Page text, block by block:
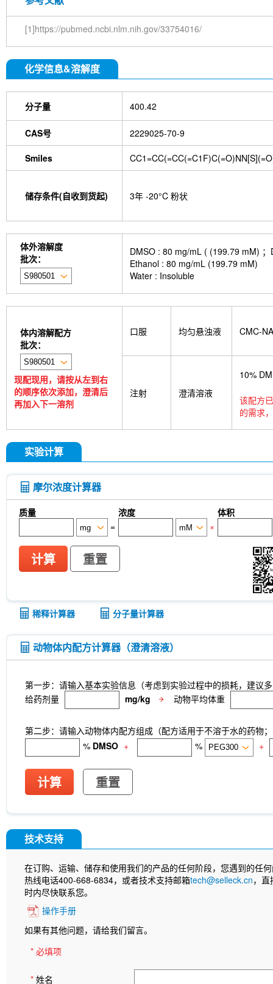
[1]https://pubmed.ncbi.nlm.nih.gov/33754016/
化学信息&溶解度
分子量 400.42
CAS号 2229025-70-9
Smiles
储存条件(自收到货起) 3年 -20°C 粉状
体外溶解度
批次：
DMSO : 80 mg/mL ( (199.79 mM)
Ethanol : 80 mg/mL (199.79 mM)
Water : Insoluble
体内溶解配方
批次：
现配现用，请按从左到右
的顺序依次添加，澄清后
再加入下一溶剂
口服 均匀悬浊液 CMC-NA
注射 澄清溶液
10%
该配方
的需求
实验计算
摩尔浓度计算器
质量 浓度
体积
=
×
计算 重置
稀释计算器 分子量计算器
动物体内配方计算器（澄清溶液）
第一步：请输入基本实验信息（考虑到实验过程中的损耗，建议
给药剂量
mg/kg 动物平均体重
第二步：请输入动物体内配方组成（配方适用于不溶于水的药物
% DMSO + % +
计算 重置
技术支持
在订购、运输、储存和使用我们的产品的任何阶段，您遇到的任
热线电话400-668-6834，或者技术支持邮箱tech@selleck.cn，
时内尽快联系您。
操作手册
如果有其他问题，请给我们留言。
* 必填项
* 姓名